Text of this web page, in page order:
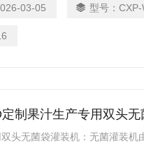
03-05 型号：
制果汁生产专用双头
头无菌袋灌装机：无菌灌装机